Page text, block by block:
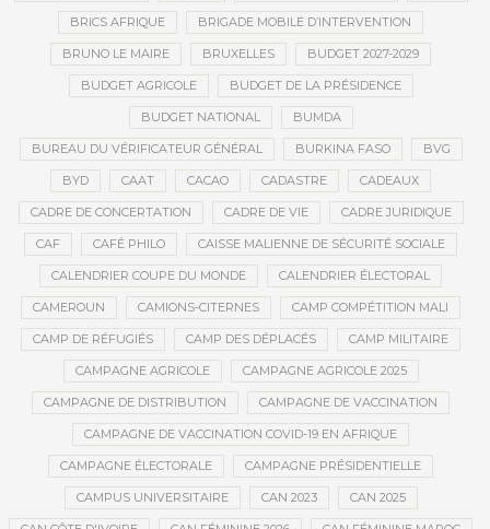
BRICS AFRIQUE BRIGADE MOBILE D’INTERVENTION
BRUNO LE MAIRE BRUXELLES BUDGET 2027-2029
BUDGET AGRICOLE BUDGET DE LA PRÉSIDENCE
BUDGET NATIONAL BUMDA
BUREAU DU VÉRIFICATEUR GÉNÉRAL BURKINA FASO BVG
BYD CAAT CACAO CADASTRE CADEAUX
CADRE DE CONCERTATION CADRE DE VIE CADRE JURIDIQUE
CAF CAFÉ PHILO CAISSE MALIENNE DE SÉCURITÉ SOCIALE
CALENDRIER COUPE DU MONDE CALENDRIER ÉLECTORAL
CAMEROUN CAMIONS-CITERNES CAMP COMPÉTITION MALI
CAMP DE RÉFUGIÉS CAMP DES DÉPLACÉS CAMP MILITAIRE
CAMPAGNE AGRICOLE CAMPAGNE AGRICOLE 2025
CAMPAGNE DE DISTRIBUTION CAMPAGNE DE VACCINATION
CAMPAGNE DE VACCINATION COVID-19 EN AFRIQUE
CAMPAGNE ÉLECTORALE CAMPAGNE PRÉSIDENTIELLE
CAMPUS UNIVERSITAIRE CAN 2023 CAN 2025